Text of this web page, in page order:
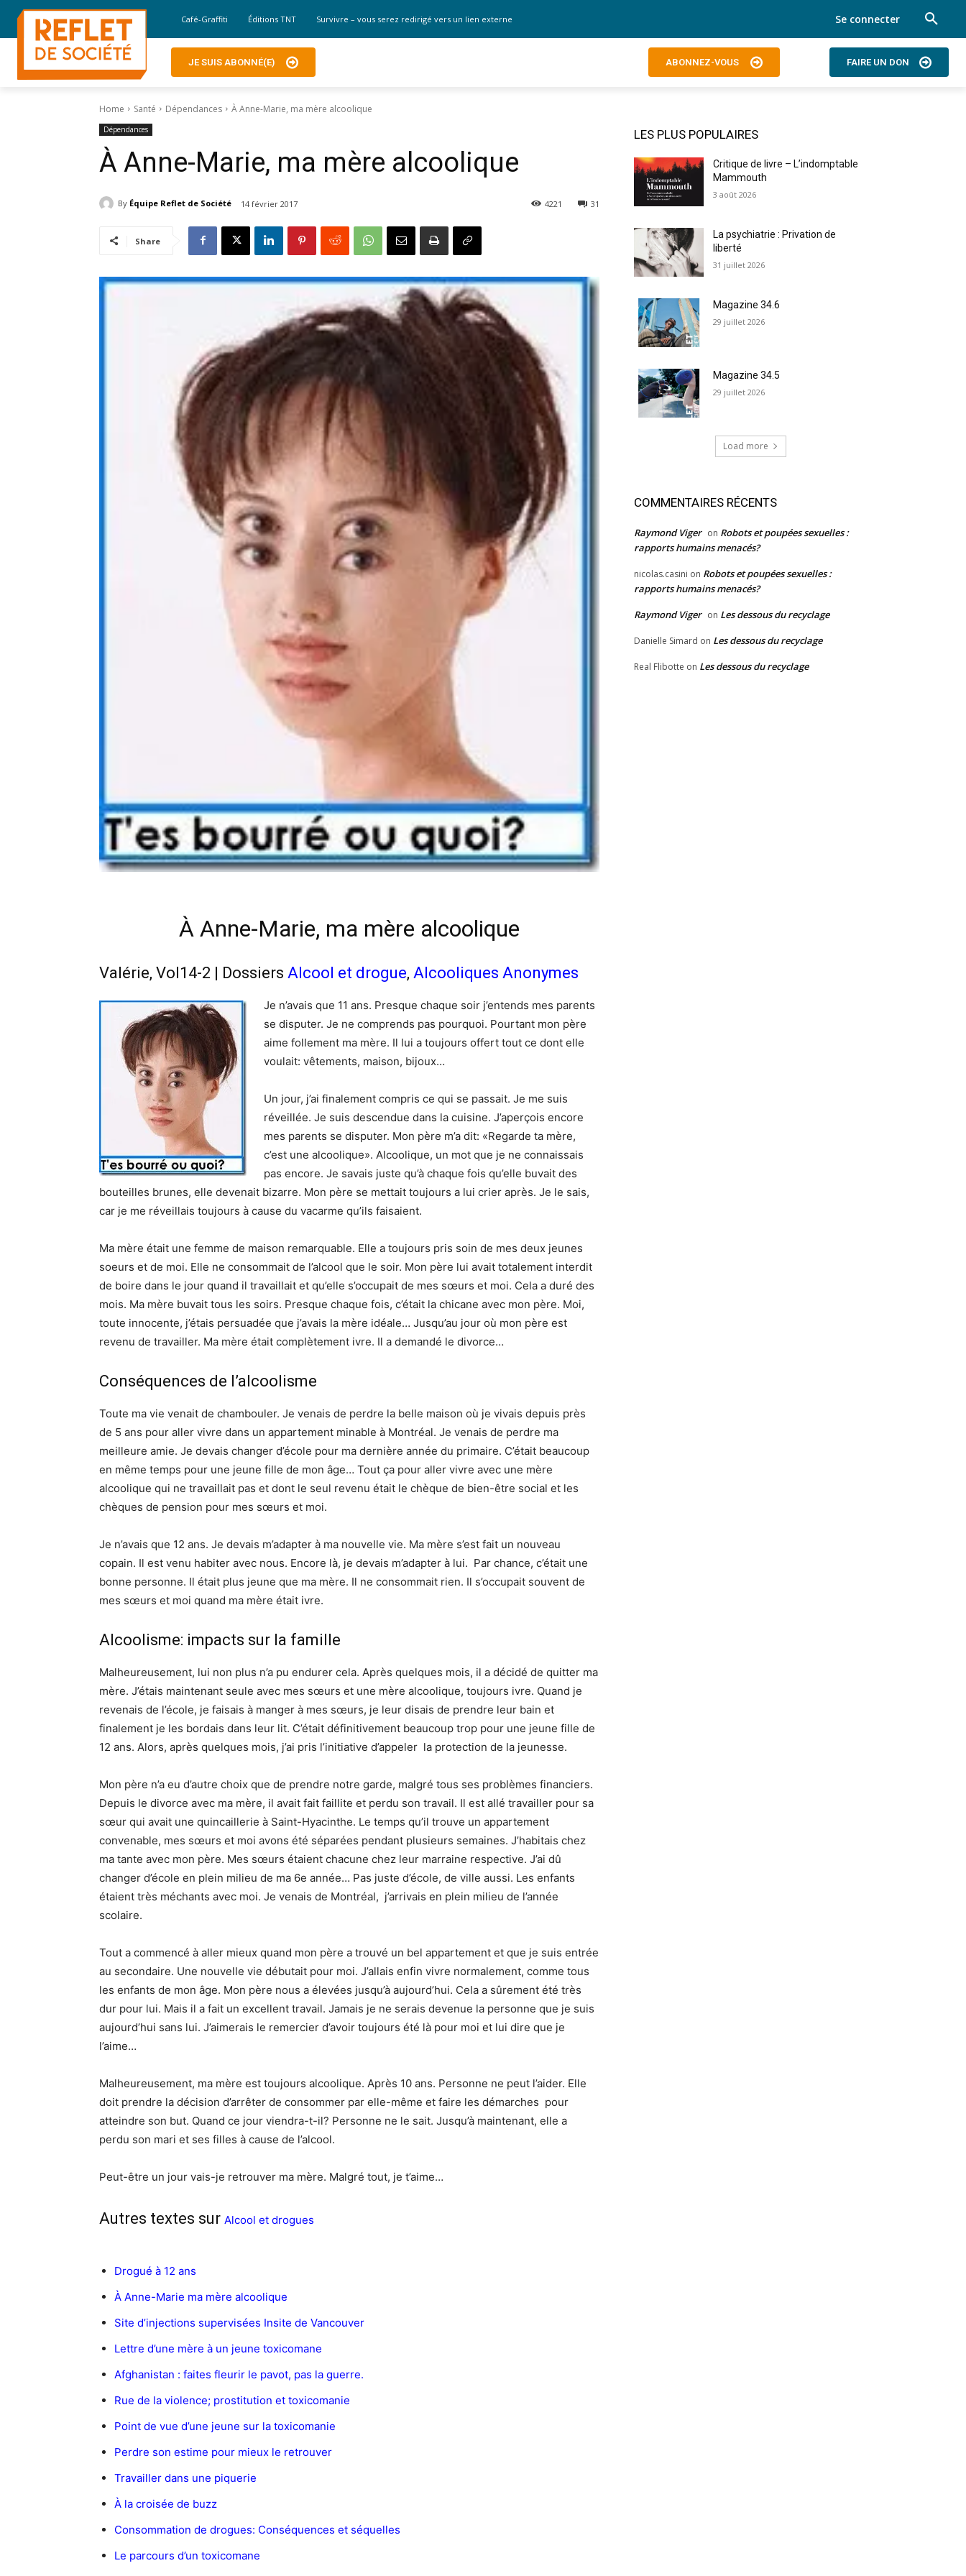
Café-Graffiti Éditions TNT Survivre – vous serez redirigé vers un lien externe Se connecter
JE SUIS ABONNÉ(E) ABONNEZ-VOUS FAIRE UN DON
Home Santé Dépendances À Anne-Marie, ma mère alcoolique
Dépendances
À Anne-Marie, ma mère alcoolique
By Équipe Reflet de Société 14 février 2017 31
4221
Share
À Anne-Marie, ma mère alcoolique
Valérie, Vol14-2 | Dossiers Alcool et drogue, Alcooliques Anonymes
Je n’avais que 11 ans. Presque chaque soir j’entends mes parents
se disputer. Je ne comprends pas pourquoi. Pourtant mon père
aime follement ma mère. Il lui a toujours offert tout ce dont elle
voulait: vêtements, maison, bijoux…
Un jour, j’ai finalement compris ce qui se passait. Je me suis
réveillée. Je suis descendue dans la cuisine. J’aperçois encore
mes parents se disputer. Mon père m’a dit: «Regarde ta mère,
c’est une alcoolique». Alcoolique, un mot que je ne connaissais
pas encore. Je savais juste qu’à chaque fois qu’elle buvait des
bouteilles brunes, elle devenait bizarre. Mon père se mettait toujours a lui crier après. Je le sais,
car je me réveillais toujours à cause du vacarme qu’ils faisaient.
Ma mère était une femme de maison remarquable. Elle a toujours pris soin de mes deux jeunes
soeurs et de moi. Elle ne consommait de l’alcool que le soir. Mon père lui avait totalement interdit
de boire dans le jour quand il travaillait et qu’elle s’occupait de mes sœurs et moi. Cela a duré des
mois. Ma mère buvait tous les soirs. Presque chaque fois, c’était la chicane avec mon père. Moi,
toute innocente, j’étais persuadée que j’avais la mère idéale… Jusqu’au jour où mon père est
revenu de travailler. Ma mère était complètement ivre. Il a demandé le divorce…
Conséquences de l’alcoolisme
Toute ma vie venait de chambouler. Je venais de perdre la belle maison où je vivais depuis près
de 5 ans pour aller vivre dans un appartement minable à Montréal. Je venais de perdre ma
meilleure amie. Je devais changer d’école pour ma dernière année du primaire. C’était beaucoup
en même temps pour une jeune fille de mon âge… Tout ça pour aller vivre avec une mère
alcoolique qui ne travaillait pas et dont le seul revenu était le chèque de bien-être social et les
chèques de pension pour mes sœurs et moi.
Je n’avais que 12 ans. Je devais m’adapter à ma nouvelle vie. Ma mère s’est fait un nouveau
copain. Il est venu habiter avec nous. Encore là, je devais m’adapter à lui. Par chance, c’était une
bonne personne. Il était plus jeune que ma mère. Il ne consommait rien. Il s’occupait souvent de
mes sœurs et moi quand ma mère était ivre.
Alcoolisme: impacts sur la famille
Malheureusement, lui non plus n’a pu endurer cela. Après quelques mois, il a décidé de quitter ma
mère. J’étais maintenant seule avec mes sœurs et une mère alcoolique, toujours ivre. Quand je
revenais de l’école, je faisais à manger à mes sœurs, je leur disais de prendre leur bain et
finalement je les bordais dans leur lit. C’était définitivement beaucoup trop pour une jeune fille de
12 ans. Alors, après quelques mois, j’ai pris l’initiative d’appeler la protection de la jeunesse.
Mon père n’a eu d’autre choix que de prendre notre garde, malgré tous ses problèmes financiers.
Depuis le divorce avec ma mère, il avait fait faillite et perdu son travail. Il est allé travailler pour sa
sœur qui avait une quincaillerie à Saint-Hyacinthe. Le temps qu’il trouve un appartement
convenable, mes sœurs et moi avons été séparées pendant plusieurs semaines. J’habitais chez
ma tante avec mon père. Mes sœurs étaient chacune chez leur marraine respective. J’ai dû
changer d’école en plein milieu de ma 6e année… Pas juste d’école, de ville aussi. Les enfants
étaient très méchants avec moi. Je venais de Montréal, j’arrivais en plein milieu de l’année
scolaire.
Tout a commencé à aller mieux quand mon père a trouvé un bel appartement et que je suis entrée
au secondaire. Une nouvelle vie débutait pour moi. J’allais enfin vivre normalement, comme tous
les enfants de mon âge. Mon père nous a élevées jusqu’à aujourd’hui. Cela a sûrement été très
dur pour lui. Mais il a fait un excellent travail. Jamais je ne serais devenue la personne que je suis
aujourd’hui sans lui. J’aimerais le remercier d’avoir toujours été là pour moi et lui dire que je
l’aime…
Malheureusement, ma mère est toujours alcoolique. Après 10 ans. Personne ne peut l’aider. Elle
doit prendre la décision d’arrêter de consommer par elle-même et faire les démarches pour
atteindre son but. Quand ce jour viendra-t-il? Personne ne le sait. Jusqu’à maintenant, elle a
perdu son mari et ses filles à cause de l’alcool.
Peut-être un jour vais-je retrouver ma mère. Malgré tout, je t’aime…
Autres textes sur Alcool et drogues
Drogué à 12 ans
À Anne-Marie ma mère alcoolique
Site d’injections supervisées Insite de Vancouver
Lettre d’une mère à un jeune toxicomane
Afghanistan : faites fleurir le pavot, pas la guerre.
Rue de la violence; prostitution et toxicomanie
Point de vue d’une jeune sur la toxicomanie
Perdre son estime pour mieux le retrouver
Travailler dans une piquerie
À la croisée de buzz
Consommation de drogues: Conséquences et séquelles
Le parcours d’un toxicomane
LES PLUS POPULAIRES
Critique de livre – L’indomptable
Mammouth
3 août 2026
La psychiatrie : Privation de
liberté
31 juillet 2026
Magazine 34.6
29 juillet 2026
Magazine 34.5
29 juillet 2026
Load more
COMMENTAIRES RÉCENTS
Raymond Viger on Robots et poupées sexuelles :
rapports humains menacés?
nicolas.casini on Robots et poupées sexuelles :
rapports humains menacés?
Raymond Viger on Les dessous du recyclage
Danielle Simard on Les dessous du recyclage
Real Flibotte on Les dessous du recyclage